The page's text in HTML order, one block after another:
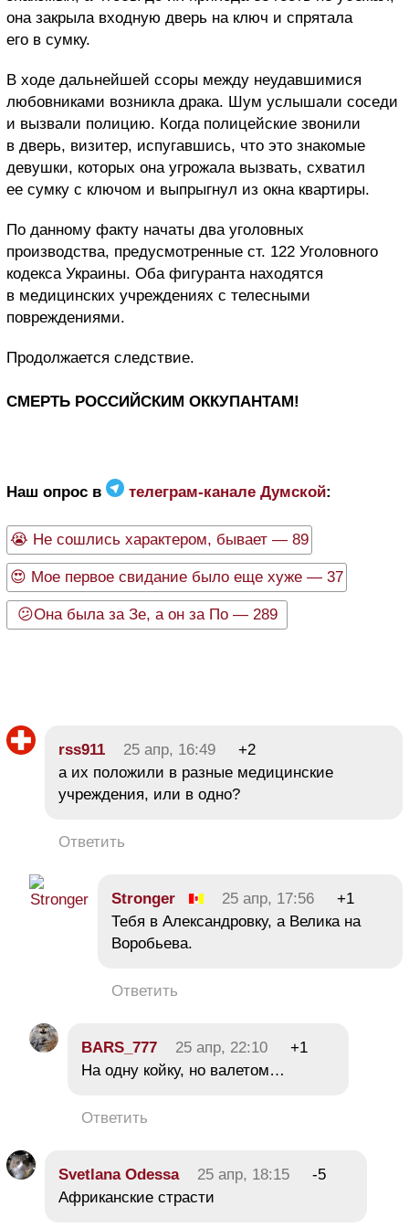
она закрыла входную дверь на ключ и спрятала
его в сумку.
В ходе дальнейшей ссоры между неудавшимися
любовниками возникла драка. Шум услышали соседи
и вызвали полицию. Когда полицейские звонили
в дверь, визитер, испугавшись, что это знакомые
девушки, которых она угрожала вызвать, схватил
ее сумку с ключом и выпрыгнул из окна квартиры.
По данному факту начаты два уголовных
производства, предусмотренные ст. 122 Уголовного
кодекса Украины. Оба фигуранта находятся
в медицинских учреждениях с телесными
повреждениями.
Продолжается следствие.
СМЕРТЬ РОССИЙСКИМ ОККУПАНТАМ!
Наш опрос в телеграм-канале Думской:
😭 Не сошлись характером, бывает — 89
😍 Мое первое свидание было еще хуже — 37
😕Она была за Зе, а он за По — 289
rss911 25 апр, 16:49
+2
а их положили в разные медицинские
учреждения, или в одно?
Ответить
Strоngеr 25 апр, 17:56
+1
Тебя в Александровку, а Велика на
Воробьева.
Ответить
BARS_777 25 апр, 22:10
+1
На одну койку, но валетом…
Ответить
Svetlana Odessa 25 апр, 18:15
-5
Африканские страсти